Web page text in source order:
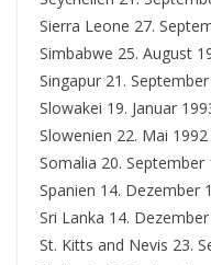
Sierra Leone 27.
Simbabwe 25. August
Singapur 21.
Slowakei 19. Januar
Slowenien 22. Mai 1992
Somalia 20. September
Spanien 14. Dezember
Sri Lanka 14.
St. Kitts and Nevis 23.